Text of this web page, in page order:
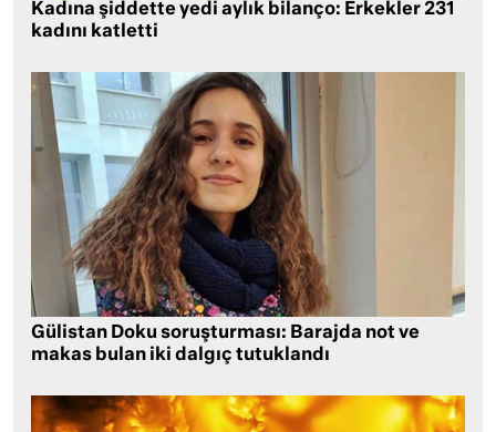
Kadına şiddette yedi aylık bilanço: Erkekler 231
kadını katletti
Gülistan Doku soruşturması: Barajda not ve
makas bulan iki dalgıç tutuklandı